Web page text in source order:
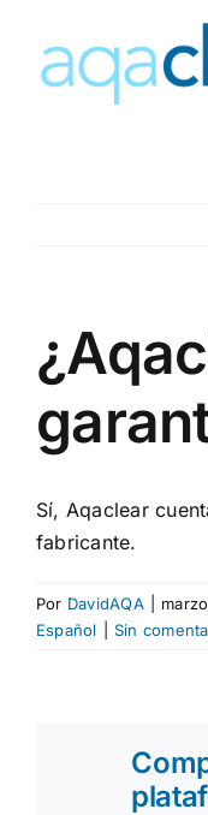
contenido
PREGUNTAS
Sí, Aqaclear
fabricante.
Por DavidAQA
Español
Sin